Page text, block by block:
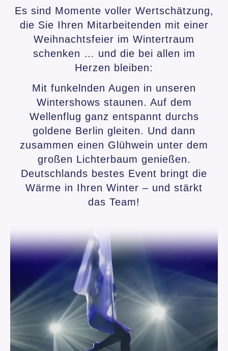
Es sind Momente voller Wertschätzung,
die Sie Ihren Mitarbeitenden mit einer
Weihnachtsfeier im Wintertraum
schenken … und die bei allen im
Herzen bleiben:
Mit funkelnden Augen in unseren
Wintershows staunen. Auf dem
Wellenflug ganz entspannt durchs
goldene Berlin gleiten. Und dann
zusammen einen Glühwein unter dem
großen Lichterbaum genießen.
Deutschlands bestes Event bringt die
Wärme in Ihren Winter – und stärkt
das Team!